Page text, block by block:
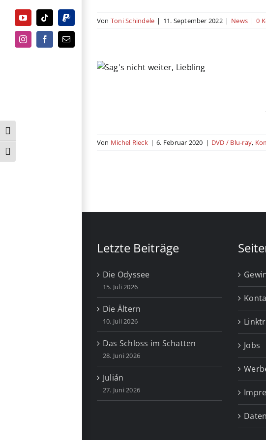
Umschalten auf hohe Kontraste
Schrift vergrößern
YouTubeTiktokPayPal
InstagramFacebook
E-
Mail
Von Toni Schindele | 11. September 2022 | News | 0
Von Michel Rieck | 6. Februar 2020 | DVD / Blu-ray,
Letzte Beiträge
Die Odyssee
15. Juli 2026
Die Ältern
10. Juli 2026
Das Schloss im Schatten
28. Juni 2026
Julián
27. Juni 2026
Jobs